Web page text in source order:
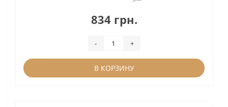
834 грн.
- +
В КОРЗИНУ